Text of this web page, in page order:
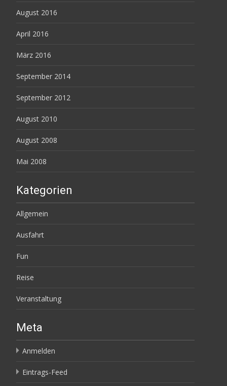
August 2016
April 2016
März 2016
September 2014
September 2012
August 2010
August 2008
Mai 2008
Kategorien
Allgemein
Ausfahrt
Fun
Reise
Veranstaltung
Meta
Anmelden
Eintrags-Feed